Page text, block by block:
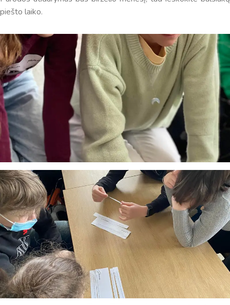
piešto laiko.
Virtualus asistentas E. Balsio gimnazijos DI
Sveiki! Taip, aš esu virtualus. Tačiau dirbtinis intelektas
suteikia man galimybę ne tik analizuoti Jūsų klausimą, bet
dar tobulai atsimenu visą šioje svetainėje pateiktą
informaciją. Jei visgi man pritrūks išmanumo - pateiksiu
Jums reikiamus kontaktus, kur galėsite pasiklausti
atsakingo specialisto.
Taigi... kuo galėčiau Jums padėti?